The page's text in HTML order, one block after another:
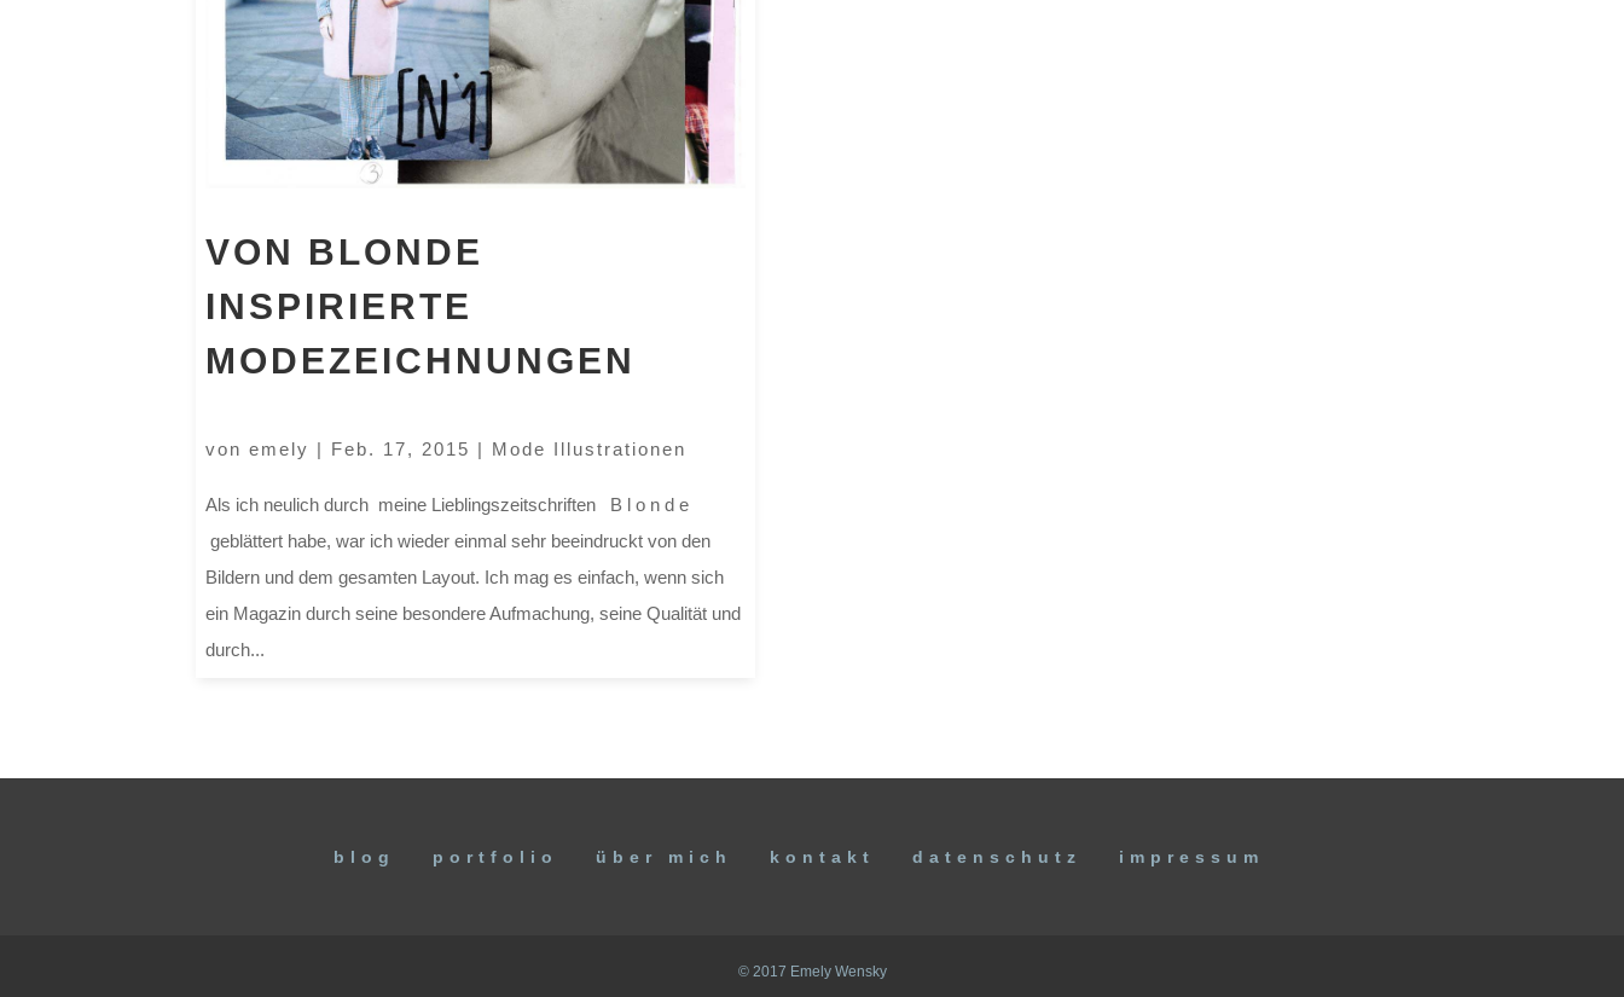
VON BLONDE
INSPIRIERTE
MODEZEICHNUNGEN
von emely | Feb. 17, 2015 | Mode Illustrationen
Als ich neulich durch meine Lieblingszeitschriften B l o n d e
geblättert habe, war ich wieder einmal sehr beeindruckt von den
Bildern und dem gesamten Layout. Ich mag es einfach, wenn sich
ein Magazin durch seine besondere Aufmachung, seine Qualität und
durch...
blog portfolio über mich kontakt datenschutz impressum
© 2017 Emely Wensky